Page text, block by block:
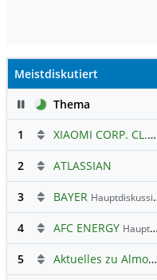
Meistdiskutiert
PauseThema
1
XIAOMI CORP. CL.B
2 ATLASSIAN
3 BAYER Hauptdiskussion
4 AFC ENERGY Hauptdiskussion
5 Aktuelles zu Almonty Industries